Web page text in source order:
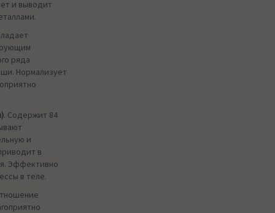
и выводит
ряда
Нормализует
. Содержит 84
и
в
Эффективно
в теле.